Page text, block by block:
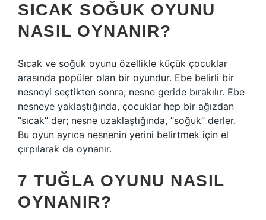
SICAK SOĞUK OYUNU
NASIL OYNANIR?
Sıcak ve soğuk oyunu özellikle küçük çocuklar
arasında popüler olan bir oyundur. Ebe belirli bir
nesneyi seçtikten sonra, nesne geride bırakılır. Ebe
nesneye yaklaştığında, çocuklar hep bir ağızdan
“sıcak” der; nesne uzaklaştığında, “soğuk” derler.
Bu oyun ayrıca nesnenin yerini belirtmek için el
çırpılarak da oynanır.
7 TUĞLA OYUNU NASIL
OYNANIR?